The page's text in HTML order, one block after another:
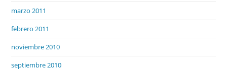
marzo 2011
febrero 2011
noviembre 2010
septiembre 2010